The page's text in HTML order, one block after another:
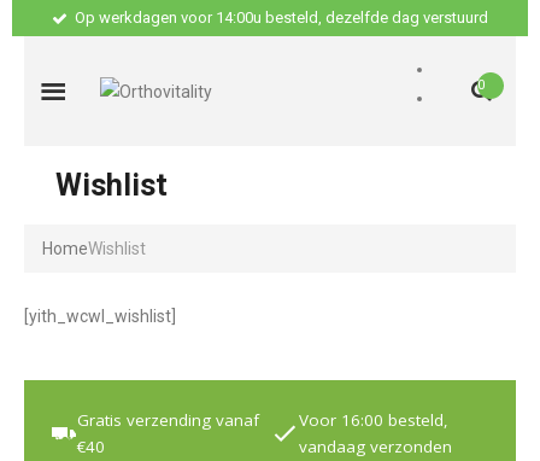
Op werkdagen voor 14:00u besteld, dezelfde dag verstuurd
0
Wishlist
HomeWishlist
[yith_wcwl_wishlist]
Gratis verzending vanaf
€40
Voor 16:00 besteld,
vandaag verzonden